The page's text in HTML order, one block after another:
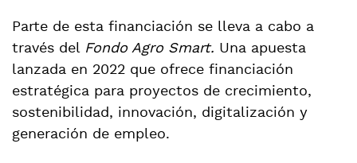
Parte de esta financiación se lleva a cabo a
través del Fondo Agro Smart. Una apuesta
lanzada en 2022 que ofrece financiación
estratégica para proyectos de crecimiento,
sostenibilidad, innovación, digitalización y
generación de empleo.